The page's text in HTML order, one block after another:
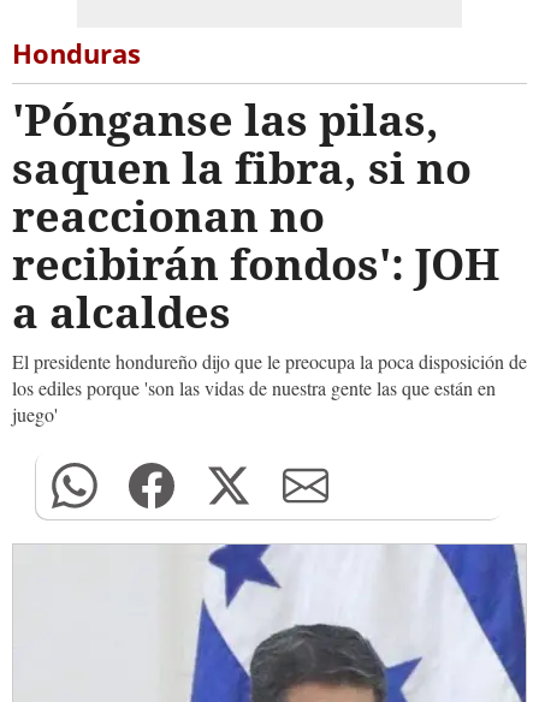
Honduras
'Pónganse las pilas,
saquen la fibra, si no
reaccionan no
recibirán fondos': JOH
a alcaldes
El presidente hondureño dijo que le preocupa la poca disposición de
los ediles porque 'son las vidas de nuestra gente las que están en
juego'